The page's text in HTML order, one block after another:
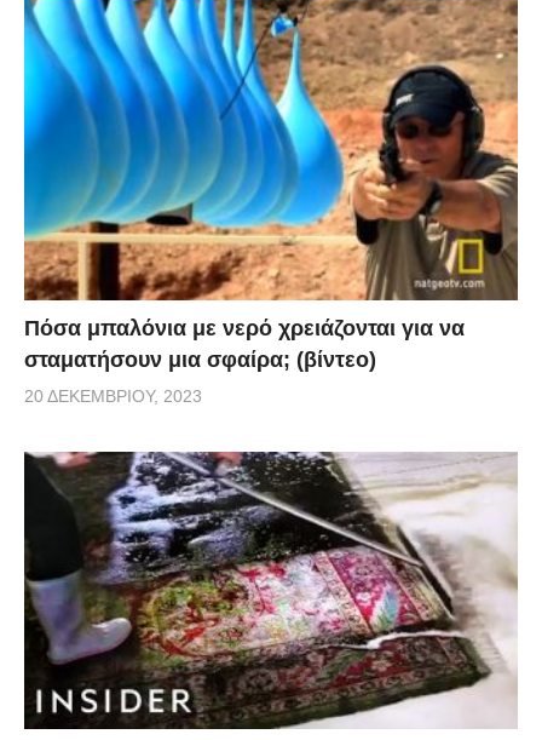
Πόσα μπαλόνια με νερό χρειάζονται για να
σταματήσουν μια σφαίρα; (βίντεο)
20 ΔΕΚΕΜΒΡΊΟΥ, 2023